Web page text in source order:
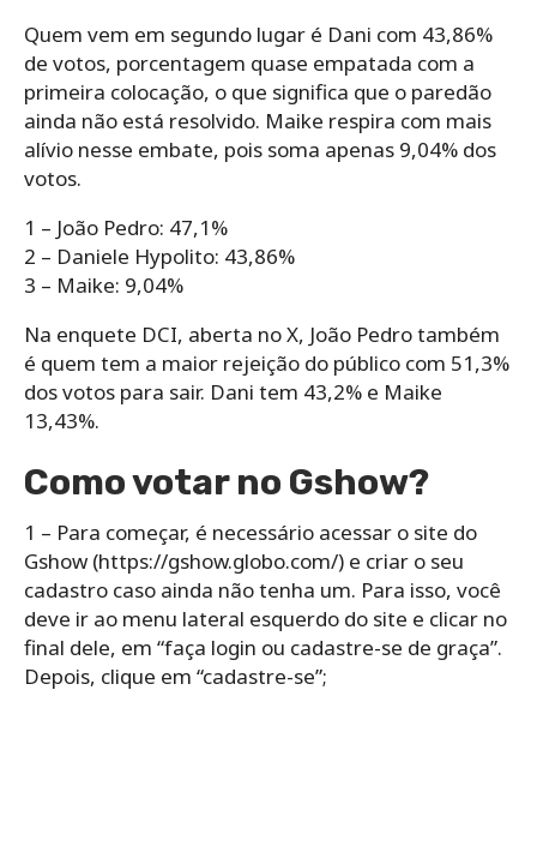
Quem vem em segundo lugar é Dani com 43,86%
de votos, porcentagem quase empatada com a
primeira colocação, o que significa que o paredão
ainda não está resolvido. Maike respira com mais
alívio nesse embate, pois soma apenas 9,04% dos
votos.
1 – João Pedro: 47,1%
2 – Daniele Hypolito: 43,86%
3 – Maike: 9,04%
Na enquete DCI, aberta no X, João Pedro também
é quem tem a maior rejeição do público com 51,3%
dos votos para sair. Dani tem 43,2% e Maike
13,43%.
Como votar no Gshow?
1 – Para começar, é necessário acessar o site do
Gshow (https://gshow.globo.com/) e criar o seu
cadastro caso ainda não tenha um. Para isso, você
deve ir ao menu lateral esquerdo do site e clicar no
final dele, em “faça login ou cadastre-se de graça”.
Depois, clique em “cadastre-se”;